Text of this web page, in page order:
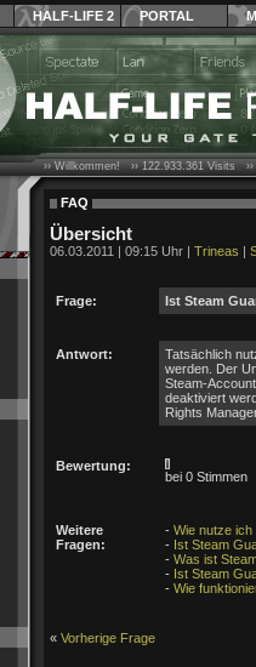
HALF-LIFE 2 PORTAL
›› Willkommen! ››122.933.361Visits ››
FAQ
Übersicht
06.03.2011 | 09:15 Uhr | Trineas |
Frage: Ist Steam
Antwort:
Tatsächlich
werden. Der
Steam-
deaktiviert
Rights
Bewertung:
bei 0 Stimmen
Weitere
Fragen:
- Wie nutze
- Ist Steam
- Was ist
- Ist Steam
- Wie
« Vorherige Frage